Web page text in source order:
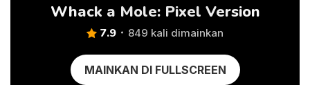
Whack a Mole: Pixel Version
7.9 849 kali dimainkan
MAINKAN DI FULLSCREEN